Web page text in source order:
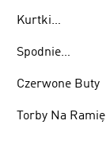
Kurtki
Spodnie
Czerwone Buty
Torby Na Ramię